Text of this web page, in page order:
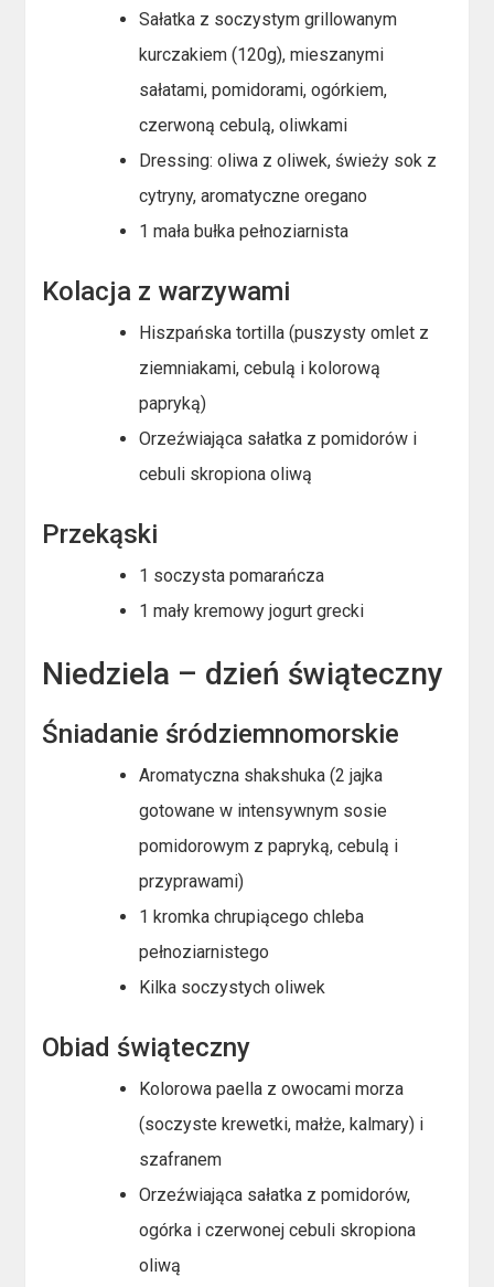
Sałatka z soczystym grillowanym
kurczakiem (120g), mieszanymi
sałatami, pomidorami, ogórkiem,
czerwoną cebulą, oliwkami
Dressing: oliwa z oliwek, świeży sok z
cytryny, aromatyczne oregano
1 mała bułka pełnoziarnista
Kolacja z warzywami
Hiszpańska tortilla (puszysty omlet z
ziemniakami, cebulą i kolorową
papryką)
Orzeźwiająca sałatka z pomidorów i
cebuli skropiona oliwą
Przekąski
1 soczysta pomarańcza
1 mały kremowy jogurt grecki
Niedziela – dzień świąteczny
Śniadanie śródziemnomorskie
Aromatyczna shakshuka (2 jajka
gotowane w intensywnym sosie
pomidorowym z papryką, cebulą i
przyprawami)
1 kromka chrupiącego chleba
pełnoziarnistego
Kilka soczystych oliwek
Obiad świąteczny
Kolorowa paella z owocami morza
(soczyste krewetki, małże, kalmary) i
szafranem
Orzeźwiająca sałatka z pomidorów,
ogórka i czerwonej cebuli skropiona
oliwą